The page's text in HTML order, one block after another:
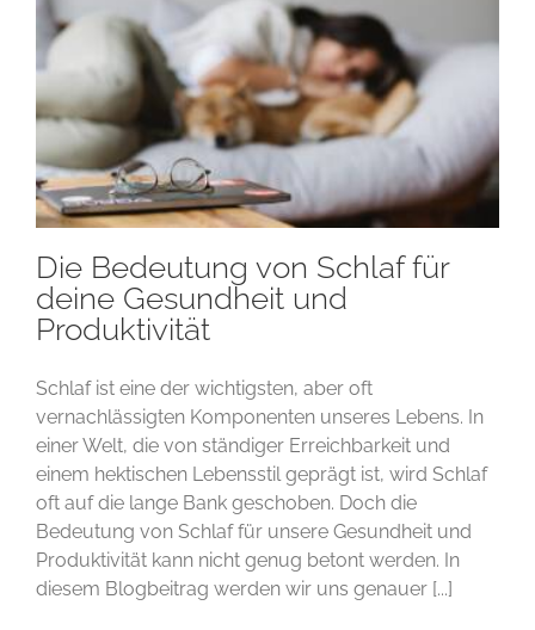
Die Bedeutung von Schlaf für
deine Gesundheit und
Produktivität
Schlaf ist eine der wichtigsten, aber oft
vernachlässigten Komponenten unseres Lebens. In
einer Welt, die von ständiger Erreichbarkeit und
einem hektischen Lebensstil geprägt ist, wird Schlaf
oft auf die lange Bank geschoben. Doch die
Bedeutung von Schlaf für unsere Gesundheit und
Produktivität kann nicht genug betont werden. In
diesem Blogbeitrag werden wir uns genauer [...]